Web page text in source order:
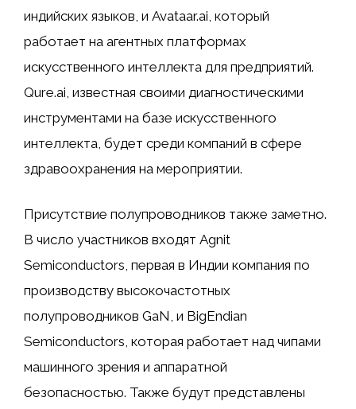
индийских языков, и Avataar.ai, который
работает на агентных платформах
искусственного интеллекта для предприятий.
Qure.ai, известная своими диагностическими
инструментами на базе искусственного
интеллекта, будет среди компаний в сфере
здравоохранения на мероприятии.
Присутствие полупроводников также заметно.
В число участников входят Agnit
Semiconductors, первая в Индии компания по
производству высокочастотных
полупроводников GaN, и BigEndian
Semiconductors, которая работает над чипами
машинного зрения и аппаратной
безопасностью. Также будут представлены